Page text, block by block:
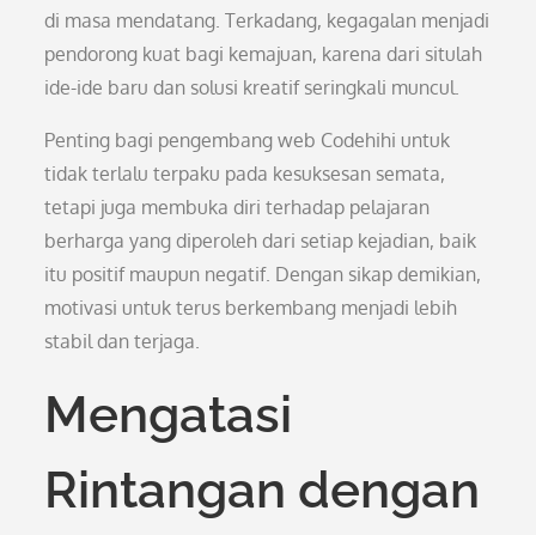
di masa mendatang. Terkadang, kegagalan menjadi
pendorong kuat bagi kemajuan, karena dari situlah
ide-ide baru dan solusi kreatif seringkali muncul.
Penting bagi pengembang web Codehihi untuk
tidak terlalu terpaku pada kesuksesan semata,
tetapi juga membuka diri terhadap pelajaran
berharga yang diperoleh dari setiap kejadian, baik
itu positif maupun negatif. Dengan sikap demikian,
motivasi untuk terus berkembang menjadi lebih
stabil dan terjaga.
Mengatasi
Rintangan dengan